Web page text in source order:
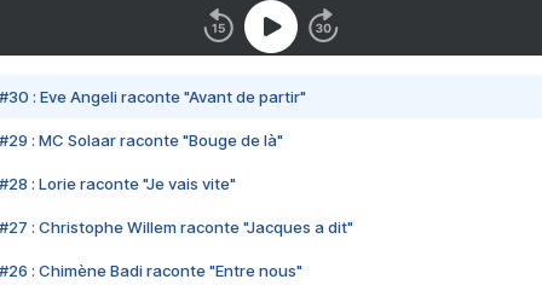
#30 : Eve Angeli raconte "Avant de partir"
#29 : MC Solaar raconte "Bouge de là"
#28 : Lorie raconte "Je vais vite"
#27 : Christophe Willem raconte "Jacques a dit"
#26 : Chimène Badi raconte "Entre nous"